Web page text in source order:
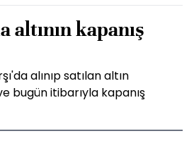
altının kapanış
alınıp satılan altın
bugün itibarıyla kapanış